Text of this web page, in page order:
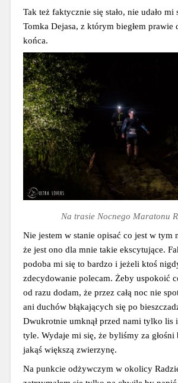
Tak też faktycznie się stało, nie udało
Tomka Dejasa, z którym biegłem prawie
końca.
Na trasie Nocnego Maratonu
Nie jestem w stanie opisać co jest w tym
że jest ono dla mnie takie ekscytujące.
podoba mi się to bardzo i jeżeli ktoś
zdecydowanie polecam. Żeby uspokoić
od razu dodam, że przez całą noc nie
ani duchów błąkających się po
Dwukrotnie umknął przed nami tylko lis
tyle. Wydaje mi się, że byliśmy za głośni
jakąś większą zwierzynę.
Na punkcie odżywczym w okolicy